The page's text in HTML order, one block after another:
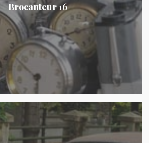
Brocanteur 16